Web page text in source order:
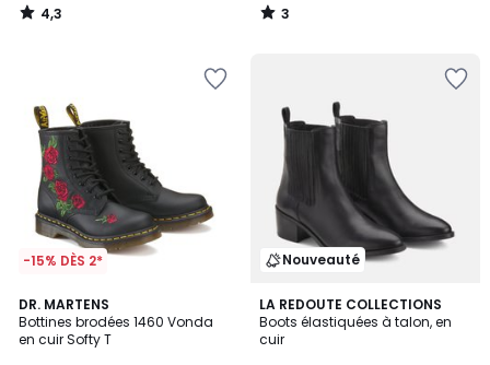
4,3
/
3
/
-15% DÈS 2*
DR. MARTENS
Bottines brodées 1460 Vonda
en cuir Softy T
4,7
/ 5
Nouveauté
LA REDOUTE COLLECTIONS
Boots élastiquées à talon, en
cuir